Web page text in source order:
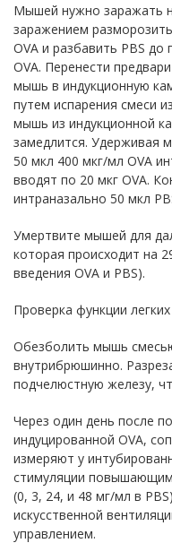
Мышей нужно заражать
заражением
OVA и разбавить PBS
OVA. Перенести
мышь в индукционную
путем испарения смеси
мышь из индукционной
замедлится. Удерживая
50 мкл 400 мкг/мл OVA
вводят по 20 мкг OVA.
интраназально 50 мкл
Умертвите мышей для
которая происходит на
введения OVA и PBS).
Проверка функции легких
Обезболить мышь
внутрибрюшинно.
подчелюстную железу,
Через один день после
индуцированной OVA,
измеряют у
стимуляции
(0, 3, 24, и 48 мг/мл в
искусственной
управлением.